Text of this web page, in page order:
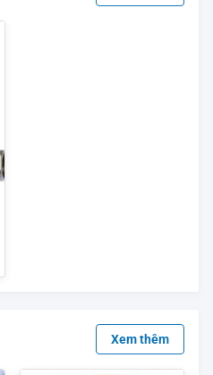
Xem thêm